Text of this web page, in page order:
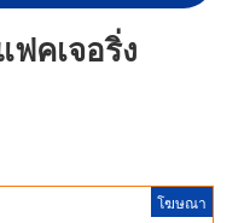
คเจอริ่ง
โฆษณา